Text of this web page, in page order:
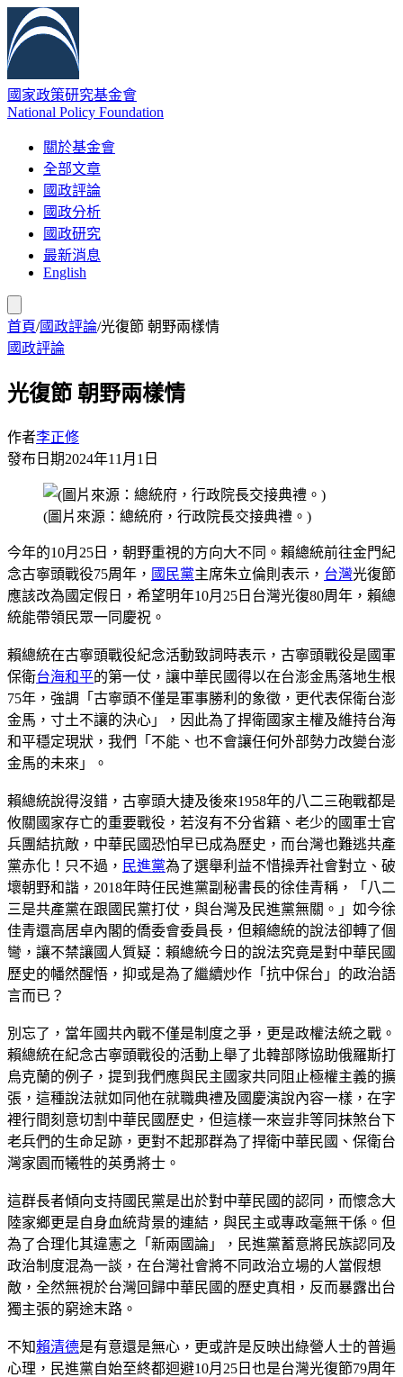
國家政策研究基金會
National Policy Foundation
關於基金會
全部文章
國政評論
國政分析
國政研究
最新消息
English
首頁/國政評論/光復節 朝野兩樣情
國政評論
光復節 朝野兩樣情
作者李正修
發布日期2024年11月1日
(圖片來源：總統府，行政院長交接典禮。)
今年的10月25日，朝野重視的方向大不同。賴總統前往金門紀
念古寧頭戰役75周年， 國民黨主席朱立倫則表示， 台灣光復節
應該改為國定假日，希望明年10月25日台灣光復80周年，賴總
統能帶領民眾一同慶祝。
賴總統在古寧頭戰役紀念活動致詞時表示，古寧頭戰役是國軍
保衛台海和平的第一仗，讓中華民國得以在台澎金馬落地生根
75年，強調「古寧頭不僅是軍事勝利的象徵，更代表保衛台澎
金馬，寸土不讓的決心」，因此為了捍衛國家主權及維持台海
和平穩定現狀，我們「不能、也不會讓任何外部勢力改變台澎
金馬的未來」。
賴總統說得沒錯，古寧頭大捷及後來1958年的八二三砲戰都是
攸關國家存亡的重要戰役，若沒有不分省籍、老少的國軍士官
兵團結抗敵，中華民國恐怕早已成為歷史，而台灣也難逃共產
黨赤化！只不過， 民進黨為了選舉利益不惜操弄社會對立、破
壞朝野和諧，2018年時任民進黨副秘書長的徐佳青稱，「八二
三是共產黨在跟國民黨打仗，與台灣及民進黨無關。」如今徐
佳青還高居卓內閣的僑委會委員長，但賴總統的說法卻轉了個
彎，讓不禁讓國人質疑：賴總統今日的說法究竟是對中華民國
歷史的幡然醒悟，抑或是為了繼續炒作「抗中保台」的政治語
言而已？
別忘了，當年國共內戰不僅是制度之爭，更是政權法統之戰。
賴總統在紀念古寧頭戰役的活動上舉了北韓部隊協助俄羅斯打
烏克蘭的例子，提到我們應與民主國家共同阻止極權主義的擴
張，這種說法就如同他在就職典禮及國慶演說內容一樣，在字
裡行間刻意切割中華民國歷史，但這樣一來豈非等同抹煞台下
老兵們的生命足跡，更對不起那群為了捍衛中華民國、保衛台
灣家園而犧牲的英勇將士。
這群長者傾向支持國民黨是出於對中華民國的認同，而懷念大
陸家鄉更是自身血統背景的連結，與民主或專政毫無干係。但
為了合理化其違憲之「新兩國論」，民進黨蓄意將民族認同及
政治制度混為一談，在台灣社會將不同政治立場的人當假想
敵，全然無視於台灣回歸中華民國的歷史真相，反而暴露出台
獨主張的窮途末路。
不知賴清德是有意還是無心，更或許是反映出綠營人士的普遍
心理，民進黨自始至終都迴避10月25日也是台灣光復節79周年